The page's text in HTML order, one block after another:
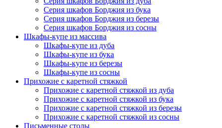
Серия шкафов Борджия из бука
Серия шкафов Борджия из березы
Серия шкафов Борджия из сосны
Шкафы-купе из массива
Шкафы-купе из дуба
Шкафы-купе из бука
Шкафы-купе из березы
Шкафы-купе из сосны
Прихожие с каретной стяжкой
Прихожие с каретной стяжкой из дуба
Прихожие с каретной стяжкой из бука
Прихожие с каретной стяжкой из березы
Прихожие с каретной стяжкой из сосны
Письменные столы